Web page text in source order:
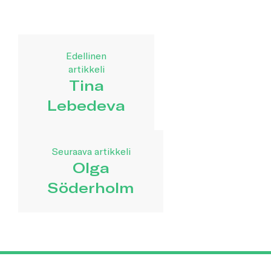
Edellinen
artikkeli
Tina
Lebedeva
Seuraava artikkeli
Olga
Söderholm